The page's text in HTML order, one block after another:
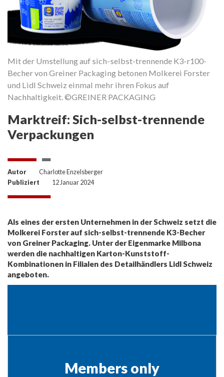
Mit der Umstellung auf sich-selbst-trennende K3-r100-
Becher von Greiner Packaging betonen Molkerei Forster
und Lidl Schweiz einmal mehr ihren Fokus auf
Nachhaltigkeit. ©GREINER PACKAGING
Marktreif: Sich-selbst-trennende
Verpackungen
Autor
Charlotte Enzelsberger
Publiziert
12 Januar 2024
Als eines der ersten Unternehmen in der Schweiz setzt die
Molkerei Forster auf sich-selbst-trennende K3-Becher
von Greiner Packaging. Unter der Eigenmarke Milbona
werden die nachhaltigen Karton-Kunststoff-
Kombinationen in Filialen des Detailhändlers Lidl Schweiz
angeboten.
Members only